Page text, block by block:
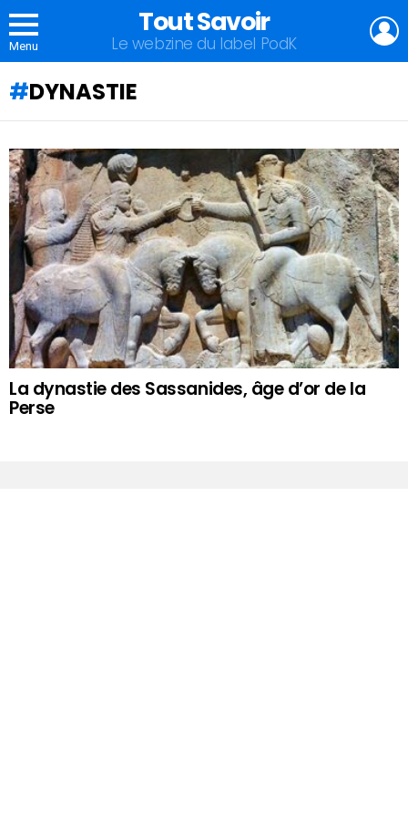
Menu
Tout Savoir
Le webzine du label PodK
DYNASTIE
QU'ALLEZ-
VOUS
APPRENDRE
AUJOURD'HUI
?
La dynastie des Sassanides, âge d’or de la
Perse